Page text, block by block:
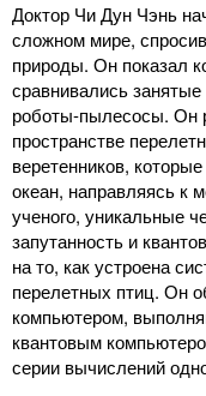
Доктор Чи Дун Чэнь
сложном мире,
природы. Он показал
сравнивались
роботы-пылесосы. Он
пространстве
веретенников,
океан, направляясь к
ученого, уникальные
запутанность и
на то, как устроена
перелетных птиц. Он
компьютером,
квантовым
серии вычислений